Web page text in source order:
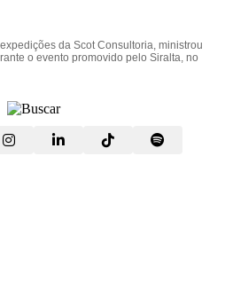
da Scot Consultoria, ministrou
o evento promovido pelo Siralta, no